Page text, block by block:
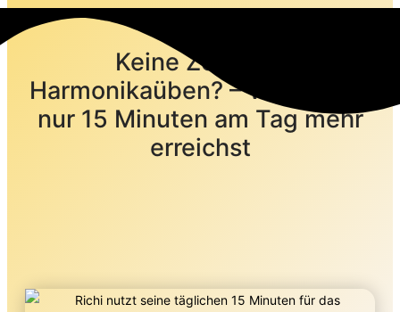
Keine Zeit zum
Harmonikaüben? – Wie du mit
nur 15 Minuten am Tag mehr
erreichst